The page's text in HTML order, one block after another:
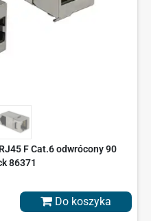
F Cat.6 odwrócony 90
86371
Do koszyka